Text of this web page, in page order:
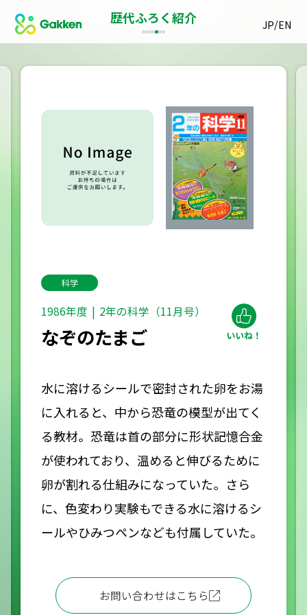
JP/EN
歴代ふろく紹介
科学
1986年度 2年の科学（11月号）
なぞのたまご
水に溶けるシールで密封された卵をお湯
に入れると、中から恐竜の模型が出てく
る教材。恐竜は首の部分に形状記憶合金
が使われており、温めると伸びるために
卵が割れる仕組みになっていた。さら
に、色変わり実験もできる水に溶けるシ
ールやひみつペンなども付属していた。
お問い合わせはこちら